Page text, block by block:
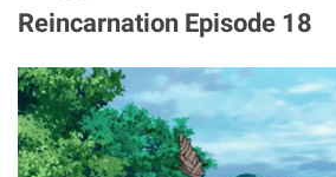
Reincarnation Episode 18